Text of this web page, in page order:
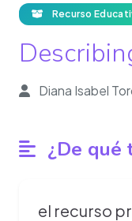
Recurso
Diana Isabel
¿De qué
el recurso